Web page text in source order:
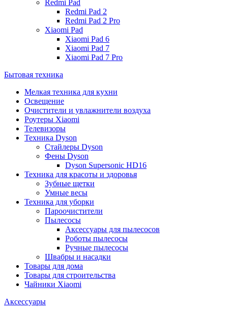
Redmi Pad
Redmi Pad 2
Redmi Pad 2 Pro
Xiaomi Pad
Xiaomi Pad 6
Xiaomi Pad 7
Xiaomi Pad 7 Pro
Бытовая техника
Мелкая техника для кухни
Освещение
Очистители и увлажнители воздуха
Роутеры Xiaomi
Телевизоры
Техника Dyson
Стайлеры Dyson
Фены Dyson
Dyson Supersonic HD16
Техника для красоты и здоровья
Зубные щетки
Умные весы
Техника для уборки
Пароочистители
Пылесосы
Аксессуары для пылесосов
Роботы пылесосы
Ручные пылесосы
Швабры и насадки
Товары для дома
Товары для строительства
Чайники Xiaomi
Аксессуары